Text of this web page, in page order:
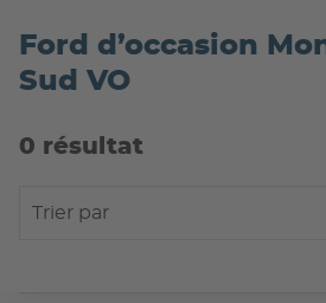
Ford d’occasion
Sud VO
0 résultat
Trier par